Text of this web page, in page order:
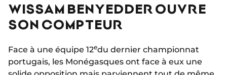
WISSAM BEN YEDDER OUVRE
SON COMPTEUR
Face à une équipe 12edu dernier championnat
portugais, les Monégasques ont face à eux une